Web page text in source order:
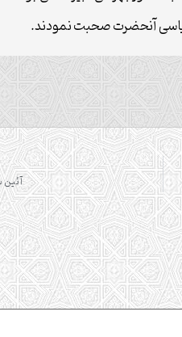
آنحضرت صحبت نمودند.
آئین